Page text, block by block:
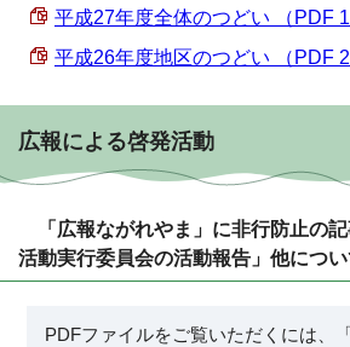
平成27年度全体のつどい （PDF
平成26年度地区のつどい （PDF
広報による啓発活動
「広報ながれやま」に非行防止の
活動実行委員会の活動報告」他につ
PDFファイルをご覧いただくには、